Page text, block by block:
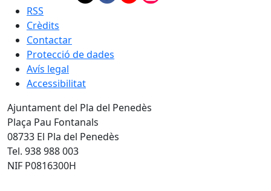
RSS
Crèdits
Contactar
Protecció de dades
Avís legal
Accessibilitat
Ajuntament del Pla del Penedès
Plaça Pau Fontanals
08733 El Pla del Penedès
Tel. 938 988 003
NIF P0816300H